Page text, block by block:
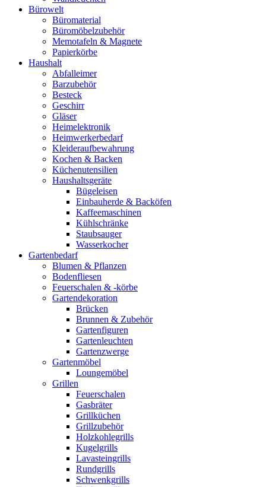
Bürowelt
Büromaterial
Büromöbelzubehör
Memotafeln & Magnete
Papierkörbe
Haushalt
Abfalleimer
Barzubehör
Besteck
Geschirr
Gläser
Heimelektronik
Heimwerkerbedarf
Kleideraufbewahrung
Kochen & Backen
Küchenutensilien
Haushaltsgeräte
Bügeleisen
Einbauherde & Backöfen
Kaffeemaschinen
Kühlschränke
Staubsauger
Wasserkocher
Gartenbedarf
Blumen & Pflanzen
Bodenfliesen
Feuerschalen & -körbe
Gartendekoration
Brücken
Brunnen & Zubehör
Gartenfiguren
Gartenleuchten
Gartenzwerge
Gartenmöbel
Loungemöbel
Grillen
Feuerschalen
Gasbräter
Grillküchen
Grillzubehör
Holzkohlegrills
Kugelgrills
Lavasteingrills
Rundgrills
Schwenkgrills